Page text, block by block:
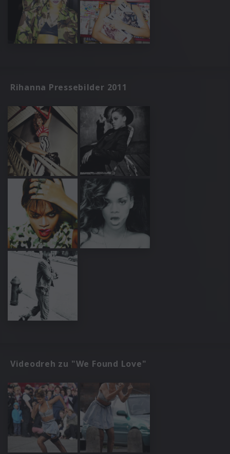
Rihanna Pressebilder 2011
Videodreh zu "We Found Love"